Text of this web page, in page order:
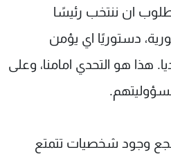
ان ننتخب رئيسًا
دستوريًا اي يؤمن
هذا هو التحدي امامنا، وعلى
وجود شخصيات تتمتع